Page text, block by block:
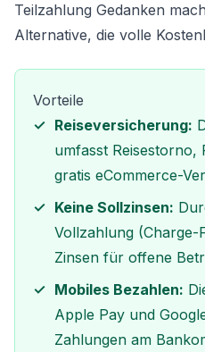
Teilzahlung Gedanken
Alternative, die volle
Vorteile
Reiseversicherung:
umfasst Reisestorno,
gratis eCommerce-
Keine Sollzinsen:
Vollzahlung (Charge-
Zinsen für offene
Mobiles Bezahlen:
Apple Pay und
Zahlungen am